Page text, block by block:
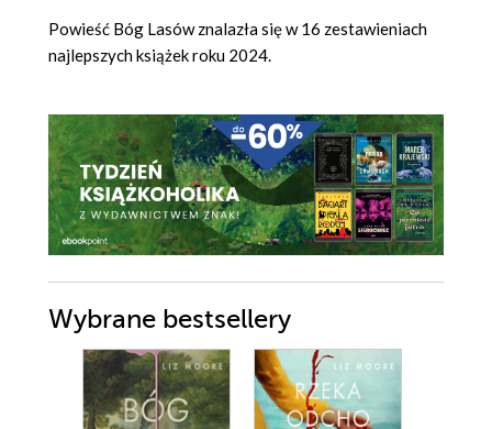
Powieść Bóg Lasów znalazła się w 16 zestawieniach
najlepszych książek roku 2024.
Wybrane bestsellery